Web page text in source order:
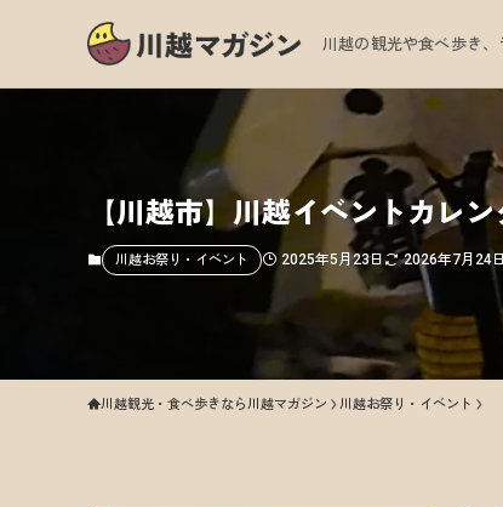
川越の観光や食べ歩き
【川越市】川越イベントカレ
川越お祭り・イベント 2025年5月23日 2026年7月24日
川越観光・食べ歩きなら川越マガジン 川越お祭り・イベント